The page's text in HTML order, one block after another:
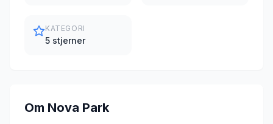
KATEGORI
5 stjerner
Om Nova Park